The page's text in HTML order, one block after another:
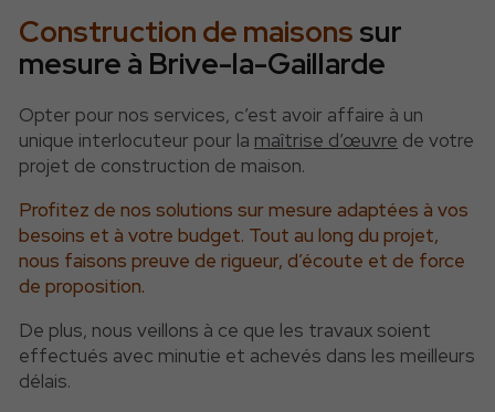
Construction de maisons sur
mesure à Brive-la-Gaillarde
Opter pour nos services, c’est avoir affaire à un
unique interlocuteur pour la maîtrise d’œuvre de votre
projet de construction de maison.
Profitez de nos solutions sur mesure adaptées à vos
besoins et à votre budget. Tout au long du projet,
nous faisons preuve de rigueur, d’écoute et de force
de proposition.
De plus, nous veillons à ce que les travaux soient
effectués avec minutie et achevés dans les meilleurs
délais.